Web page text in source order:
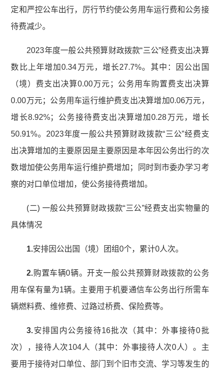
定和严控公车出行，厉行节约使公务用车运行费和公务接
待费减少。
2023年度一般公共预算财政拨款“三公”经费支出决算
数比上年增加0.34万元，增长27.7%。其中：因公出国
（境）费支出决算0.00万元；公务用车购置费支出决算
0.00万元；公务用车运行维护费支出决算增加0.06万元，
增长8.92%；公务接待费支出决算增加0.28万元，增长
50.91%。2023年度一般公共预算财政拨款“三公”经费支
出决算增加的主要原因是主要原因是本年因公务出行的次
数增加使公务用车运行维护费增加；同时到市委办学习考
察的对口单位增加，使公务接待费增加。
(二) 一般公共预算财政拨款“三公”经费支出实物量的
具体情况
1.安排因公出国（境）团组0个，累计0人次。
2.购置车辆0辆。开支一般公共预算财政拨款的公务
用车保有量为1辆。主要用于机要通信车公务出行所需车
辆燃料费、维修费、过路过桥费、保险费等。
3.安排国内公务接待16批次（其中：外事接待0批
次），接待人次104人（其中：外事接待人次0人）。主
要用于接待对口单位、部门到个旧市交流、学习等发生的